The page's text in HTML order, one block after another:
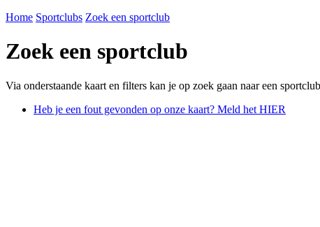
Home Sportclubs Zoek een sportclub
Zoek een sportclub
Via onderstaande kaart en filters kan je op zoek gaan naar een
Heb je een fout gevonden op onze kaart? Meld het HIER